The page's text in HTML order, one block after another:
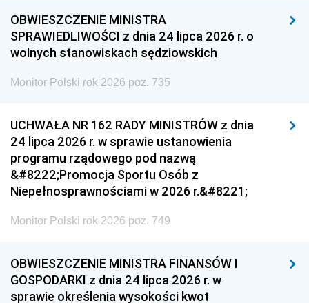
OBWIESZCZENIE MINISTRA
SPRAWIEDLIWOŚCI z dnia 24 lipca 2026 r. o
wolnych stanowiskach sędziowskich
Monitor Polski rok 2026 poz. 735
UCHWAŁA NR 162 RADY MINISTRÓW z dnia
24 lipca 2026 r. w sprawie ustanowienia
programu rządowego pod nazwą
&#8222;Promocja Sportu Osób z
Niepełnosprawnościami w 2026 r.&#8221;
Monitor Polski rok 2026 poz. 749
OBWIESZCZENIE MINISTRA FINANSÓW I
GOSPODARKI z dnia 24 lipca 2026 r. w
sprawie określenia wysokości kwot